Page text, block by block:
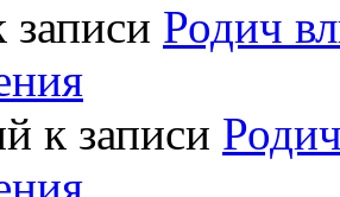
записи Родич
к записи